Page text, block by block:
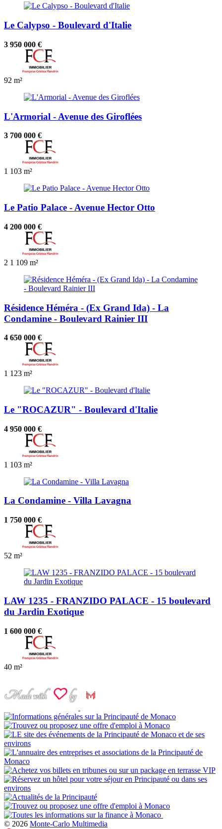
Le Calypso - Boulevard d'Italie
3 950 000 €
92 m²
L'Armorial - Avenue des Giroflées
3 700 000 €
1 103 m²
Le Patio Palace - Avenue Hector Otto
4 200 000 €
2 1 109 m²
Résidence Héméra - (Ex Grand Ida) - La
Condamine - Boulevard Rainier III
4 650 000 €
1 123 m²
Le "ROCAZUR" - Boulevard d'Italie
4 950 000 €
1 103 m²
La Condamine - Villa Lavagna
1 750 000 €
52 m²
LAW 1235 - FRANZIDO PALACE - 15 boulevard
du Jardin Exotique
1 600 000 €
40 m²
© 2026 Monte-Carlo Multimedia